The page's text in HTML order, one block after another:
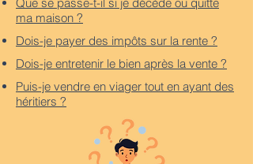
ma maison ?
Dois-je payer des impôts sur la rente ?
Dois-je entretenir le bien après la vente ?
Puis-je vendre en viager tout en ayant des
héritiers ?